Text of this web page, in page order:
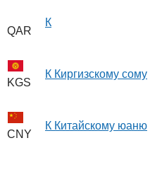
QAR
К
KGS
К Киргизскому сому
CNY
К Китайскому юаню